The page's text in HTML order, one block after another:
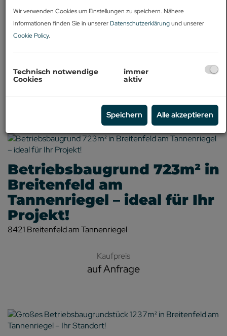
-
Grundfläche (von/bis)
Filter zurücksetzen
Betriebsbaugrund 723m² in
Breitenfeld am
Tannenriegel – ideal für Ihr
Projekt!
8421 Breitenfeld am Tannenriegel
Kaufpreis
auf Anfrage
Wir verwenden Cookies um Einstellungen zu speichern. Nähere
Informationen finden Sie in unserer Datenschutzerklärungund unserer
Cookie Policy.
Technisch notwendige
Cookies
immer
aktiv
Speichern Alle akzeptieren